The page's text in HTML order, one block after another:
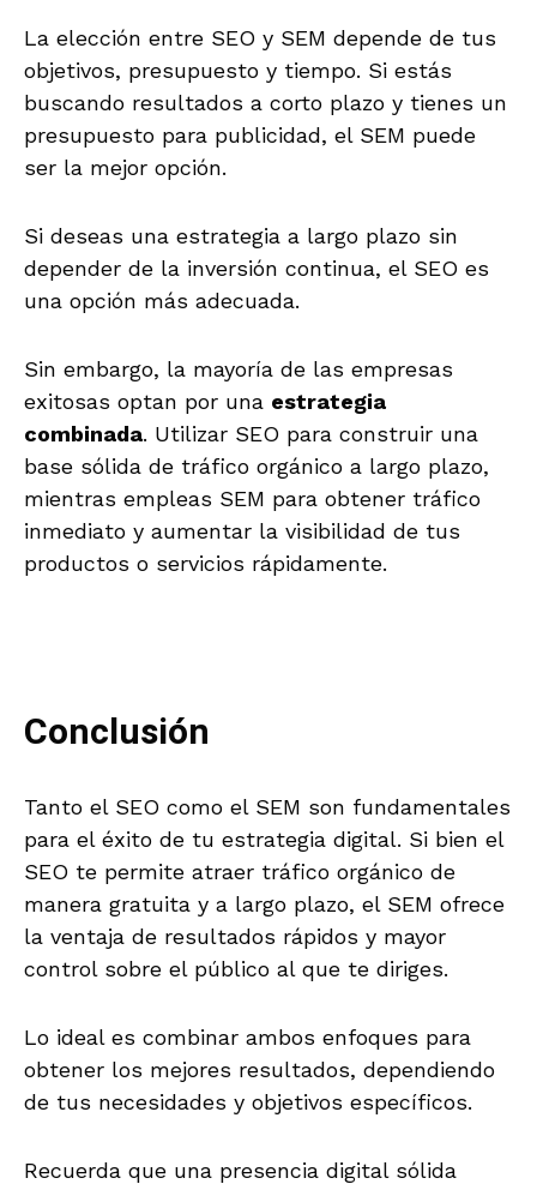
La elección entre SEO y SEM depende de tus
objetivos, presupuesto y tiempo. Si estás
buscando resultados a corto plazo y tienes un
presupuesto para publicidad, el SEM puede
ser la mejor opción.
Si deseas una estrategia a largo plazo sin
depender de la inversión continua, el SEO es
una opción más adecuada.
Sin embargo, la mayoría de las empresas
exitosas optan por una estrategia
combinada. Utilizar SEO para construir una
base sólida de tráfico orgánico a largo plazo,
mientras empleas SEM para obtener tráfico
inmediato y aumentar la visibilidad de tus
productos o servicios rápidamente.
Conclusión
Tanto el SEO como el SEM son fundamentales
para el éxito de tu estrategia digital. Si bien el
SEO te permite atraer tráfico orgánico de
manera gratuita y a largo plazo, el SEM ofrece
la ventaja de resultados rápidos y mayor
control sobre el público al que te diriges.
Lo ideal es combinar ambos enfoques para
obtener los mejores resultados, dependiendo
de tus necesidades y objetivos específicos.
Recuerda que una presencia digital sólida